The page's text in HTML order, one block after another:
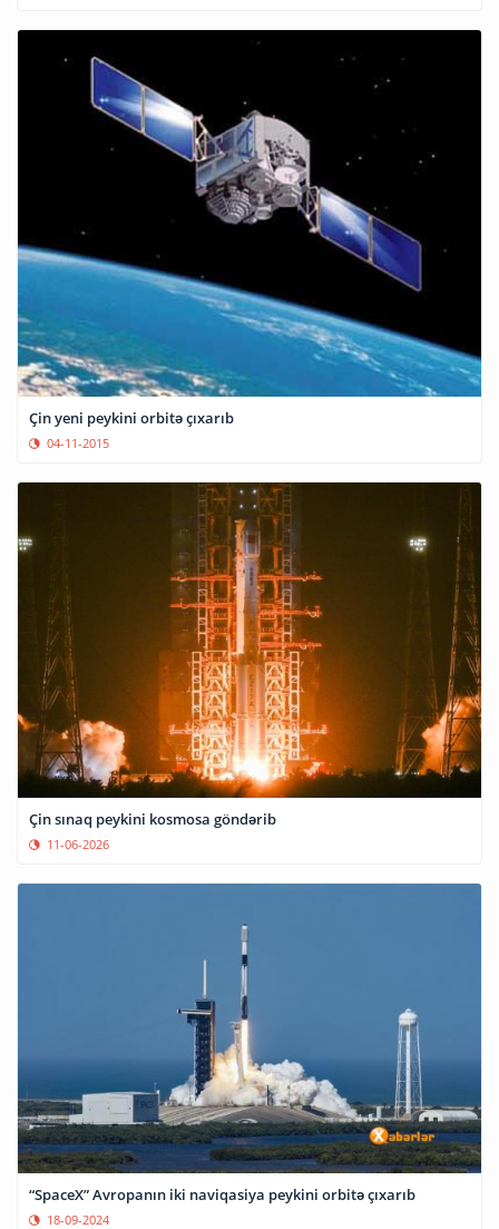
Çin yeni peykini orbitə çıxarıb
04-11-2015
Çin sınaq peykini kosmosa göndərib
11-06-2026
“SpaceX” Avropanın iki naviqasiya peykini orbitə çıxarıb
18-09-2024